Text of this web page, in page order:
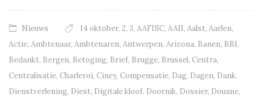
Nieuws 14 oktober, 2, 3, AAFISC, AAII, Aalst, Aarlen,
Actie, Ambtenaar, Ambtenaren, Antwerpen, Arizona, Banen, BBI,
Bedankt, Bergen, Betoging, Brief, Brugge, Brussel, Centra,
Centralisatie, Charleroi, Ciney, Compensatie, Dag, Dagen, Dank,
Dienstverlening, Diest, Digitale kloof, Doornik, Dossier, Douane,